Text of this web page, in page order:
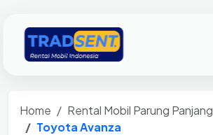
Home
Rental Mobil Parung Panjang
Toyota Avanza